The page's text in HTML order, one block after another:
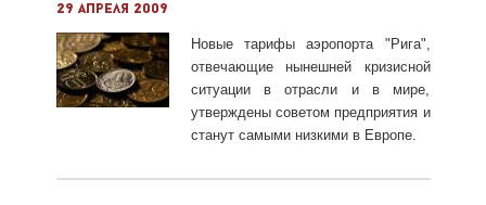
29 апреля 2009
Новые тарифы аэропорта "Рига",
отвечающие нынешней кризисной
ситуации в отрасли и в мире,
утверждены советом предприятия и
станут самыми низкими в Европе.